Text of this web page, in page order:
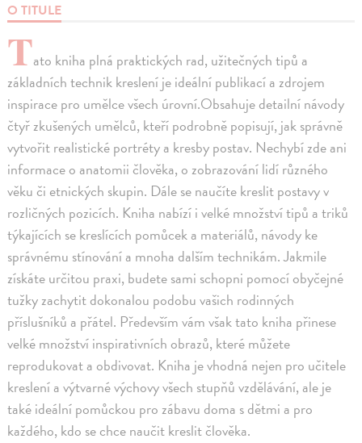
O TITULE
Tato kniha plná praktických rad, užitečných tipů a
základních technik kreslení je ideální publikací a zdrojem
inspirace pro umělce všech úrovní.Obsahuje detailní návody
čtyř zkušených umělců, kteří podrobně popisují, jak správně
vytvořit realistické portréty a kresby postav. Nechybí zde ani
informace o anatomii člověka, o zobrazování lidí různého
věku či etnických skupin. Dále se naučíte kreslit postavy v
rozličných pozicích. Kniha nabízí i velké množství tipů a triků
týkajících se kreslících pomůcek a materiálů, návody ke
správnému stínování a mnoha dalším technikám. Jakmile
získáte určitou praxi, budete sami schopni pomocí obyčejné
tužky zachytit dokonalou podobu vašich rodinných
příslušníků a přátel. Především vám však tato kniha přinese
velké množství inspirativních obrazů, které můžete
reprodukovat a obdivovat. Kniha je vhodná nejen pro učitele
kreslení a výtvarné výchovy všech stupňů vzdělávání, ale je
také ideální pomůckou pro zábavu doma s dětmi a pro
každého, kdo se chce naučit kreslit člověka.